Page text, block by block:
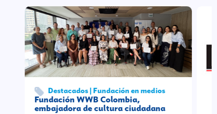
Destacados | Fundación en medios
Fundación WWB Colombia,
embajadora de cultura ciudadana